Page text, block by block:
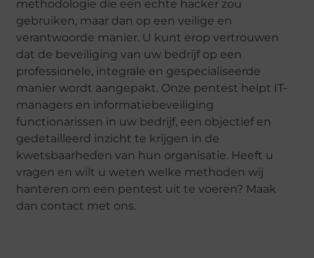
methodologie die een echte hacker zou
gebruiken, maar dan op een veilige en
verantwoorde manier. U kunt erop vertrouwen
dat de beveiliging van uw bedrijf op een
professionele, integrale en gespecialiseerde
manier wordt aangepakt. Onze pentest helpt IT-
managers en informatiebeveiliging
functionarissen in uw bedrijf, een objectief en
gedetailleerd inzicht te krijgen in de
kwetsbaarheden van hun organisatie. Heeft u
vragen en wilt u weten welke methoden wij
hanteren om een pentest uit te voeren? Maak
dan contact met ons.